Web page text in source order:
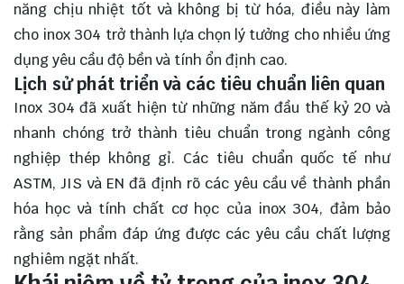
năng chịu nhiệt tốt và không bị từ hóa, điều này làm
cho inox 304 trở thành lựa chọn lý tưởng cho nhiều ứng
dụng yêu cầu độ bền và tính ổn định cao.
Lịch sử phát triển và các tiêu chuẩn liên quan
Inox 304 đã xuất hiện từ những năm đầu thế kỷ 20 và
nhanh chóng trở thành tiêu chuẩn trong ngành công
nghiệp thép không gỉ. Các tiêu chuẩn quốc tế như
ASTM, JIS và EN đã định rõ các yêu cầu về thành phần
hóa học và tính chất cơ học của inox 304, đảm bảo
rằng sản phẩm đáp ứng được các yêu cầu chất lượng
nghiêm ngặt nhất.